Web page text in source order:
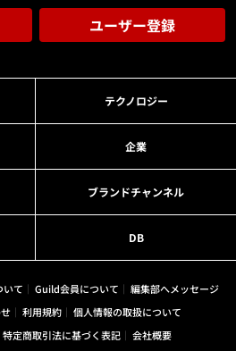
ユーザー登録
テクノロジー
企業
ブランドチャンネル
DB
て Guild会員について
編集部へメッセージ
利用規約
個人情報の取扱について
特定商取引法に基づく表記
会社概要